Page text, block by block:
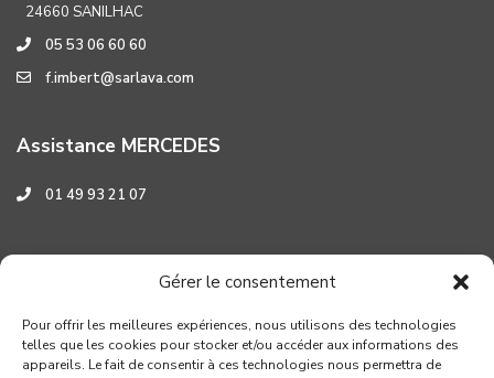
Gérer le consentement
Pour offrir les meilleures expériences, nous utilisons des technologies
telles que les cookies pour stocker et/ou accéder aux informations des
appareils. Le fait de consentir à ces technologies nous permettra de
24660 SANILHAC
05 53 06 60 60
f.imbert@sarlava.com
Assistance MERCEDES
01 49 93 21 07
Assistance HYUNDAI